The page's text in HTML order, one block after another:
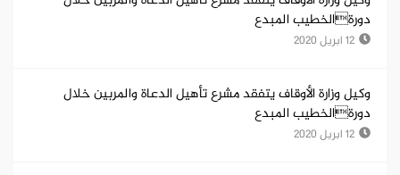
دورةالخطيب المبدع
12 ابريل 2020
وكيل وزارة الأوقاف يتفقد مشرع تأهيل الدعاة والمربين خلال
دورةالخطيب المبدع
12 ابريل 2020